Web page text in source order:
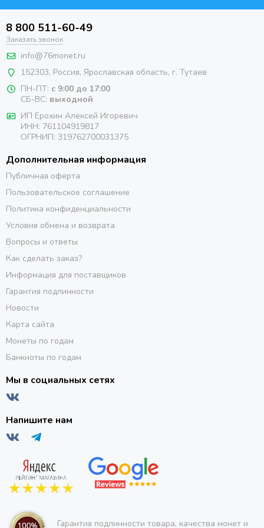
8 800 511-60-49
Заказать звонок
info@76monet.ru
152303, Россия, Ярославская область, г. Тутаев
ПН-ПТ: с 9:00 до 17:00
СБ-ВС: выходной
ИП Ерохин Алексей Игоревич
ИНН: 761104919817
ОГРНИП: 319762700031375
Дополнительная информация
Публичная оферта
Пользовательское соглашение
Политика конфиденциальности
Условия обмена и возврата
Вопросы и ответы
Как сделать заказ?
Информация для поставщиков
Гарантия подлинности
Новости
Карта сайта
Монеты по годам
Банкноты по годам
Мы в социальных сетях
Напишите нам
Гарантия подлинности товара, качества монет и